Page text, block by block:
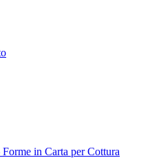
in Carta per Cottura